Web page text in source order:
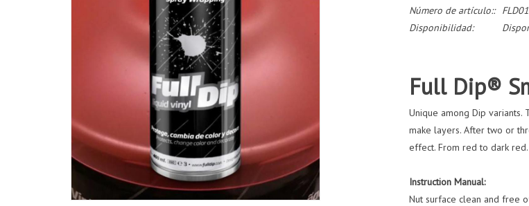
Número de artículo::
Disponibilidad:
Full Dip®
Unique among Dip
make layers. After two or
effect. From red to dark red.
Instruction Manual:
Nut surface clean and free